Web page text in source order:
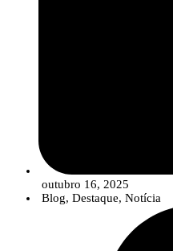
outubro 16, 2025
Blog, Destaque, Notícia